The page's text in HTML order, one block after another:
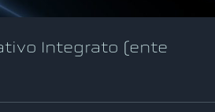
Integrato (ente